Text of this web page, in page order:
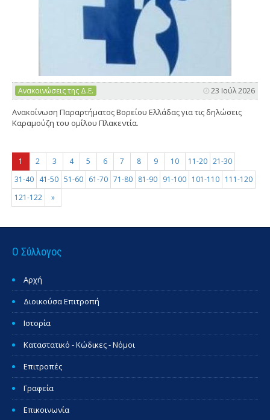
Ανακοινώσεις της Δ.Ε. 23 Ιούλ 2026
Ανακοίνωση Παραρτήματος Βορείου Ελλάδας για τις δηλώσεις
Καραμούζη του ομίλου Πλακεντία.
1 2 3 4 5 6 7 8 9 10 11-20 21-30
31-40 41-50 51-60 61-70 71-80 81-90 91-100 101-110 111-120
121-122
»
Ο Σύλλογος
Αρχή
Διοικούσα Επιτροπή
Ιστορία
Καταστατικό - Κώδικες - Νόμοι
Επιτροπές
Γραφεία
Επικοινωνία